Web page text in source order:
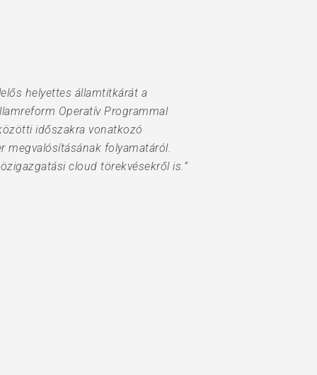
helyettes államtitkárát a
Operatív Programmal
időszakra vonatkozó
megvalósításának folyamatáról.
cloud törekvésekről is.”